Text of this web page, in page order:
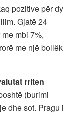
pozitive për dy
Gjatë 24
mbi 7%,
me një bollëk
rriten
(burimi
dhe sot. Pragu i